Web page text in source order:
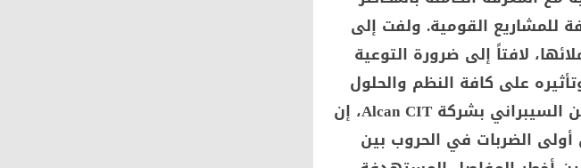
للمشاريع القومية. ولفت إلى
لافتاً إلى ضرورة التوعية
على كافة النظم والحلول
والأعمال. وقال الدكتور أحمد حسن، مدير الأمن السيبراني بشركة Alcan CIT، إن
أولى الضربات في الحروب بين